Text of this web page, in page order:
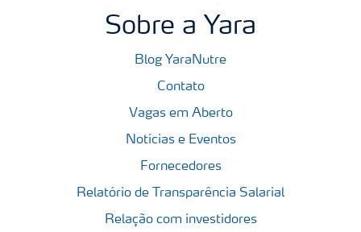
Sobre a Yara
Blog YaraNutre
Contato
Vagas em Aberto
Notícias e Eventos
Fornecedores
Relatório de Transparência Salarial
Relação com investidores